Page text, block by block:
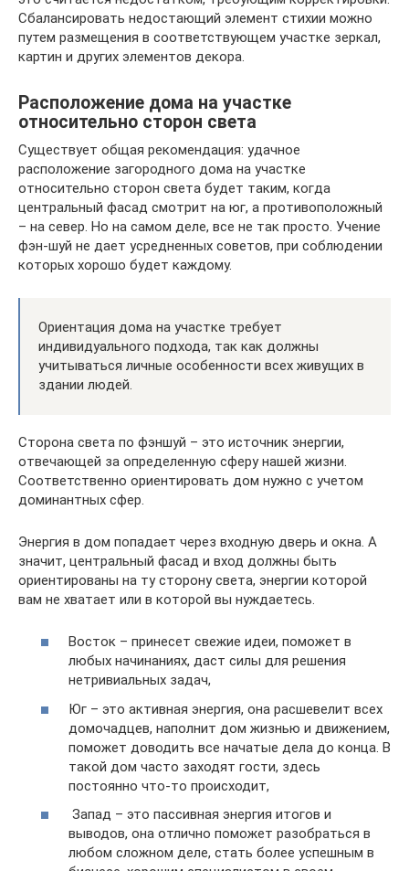
Сбалансировать недостающий элемент стихии можно
путем размещения в соответствующем участке зеркал,
картин и других элементов декора.
Расположение дома на участке
относительно сторон света
Существует общая рекомендация: удачное
расположение загородного дома на участке
относительно сторон света будет таким, когда
центральный фасад смотрит на юг, а противоположный
– на север. Но на самом деле, все не так просто. Учение
фэн-шуй не дает усредненных советов, при соблюдении
которых хорошо будет каждому.
Ориентация дома на участке требует
индивидуального подхода, так как должны
учитываться личные особенности всех живущих в
здании людей.
Сторона света по фэншуй – это источник энергии,
отвечающей за определенную сферу нашей жизни.
Соответственно ориентировать дом нужно с учетом
доминантных сфер.
Энергия в дом попадает через входную дверь и окна. А
значит, центральный фасад и вход должны быть
ориентированы на ту сторону света, энергии которой
вам не хватает или в которой вы нуждаетесь.
Восток – принесет свежие идеи, поможет в
любых начинаниях, даст силы для решения
нетривиальных задач,
Юг – это активная энергия, она расшевелит всех
домочадцев, наполнит дом жизнью и движением,
поможет доводить все начатые дела до конца. В
такой дом часто заходят гости, здесь
постоянно что-то происходит,
Запад – это пассивная энергия итогов и
выводов, она отлично поможет разобраться в
любом сложном деле, стать более успешным в